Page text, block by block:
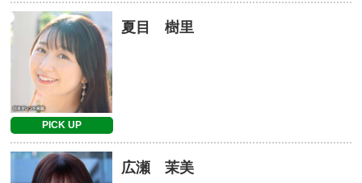
PICK UP
夏目 樹里
広瀬 茉美